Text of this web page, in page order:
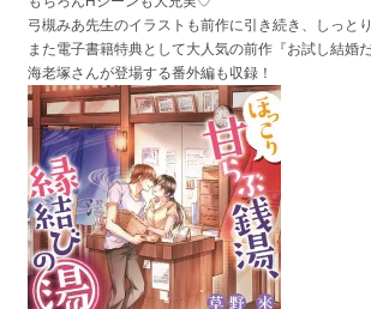
弓槻みあ先生のイラストも前作に引き続き、しっと
また電子書籍特典として大人気の前作『お試し結婚
海老塚さんが登場する番外編も収録！